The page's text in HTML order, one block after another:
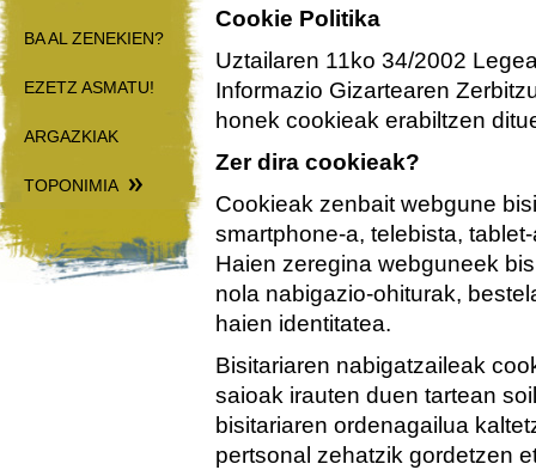
BA AL ZENEKIEN?
EZETZ ASMATU!
ARGAZKIAK
TOPONIMIA
Cookie Politika
Uztailaren 11ko 34/2002
Informazio Gizartearen
honek cookieak erabiltzen
Zer dira cookieak?
Cookieak zenbait webgune
smartphone-a, telebista,
Haien zeregina webguneek
nola nabigazio-ohiturak,
haien identitatea.
Bisitariaren nabigatzaileak
saioak irauten duen tartean
bisitariaren ordenagailua
pertsonal zehatzik gordetzen